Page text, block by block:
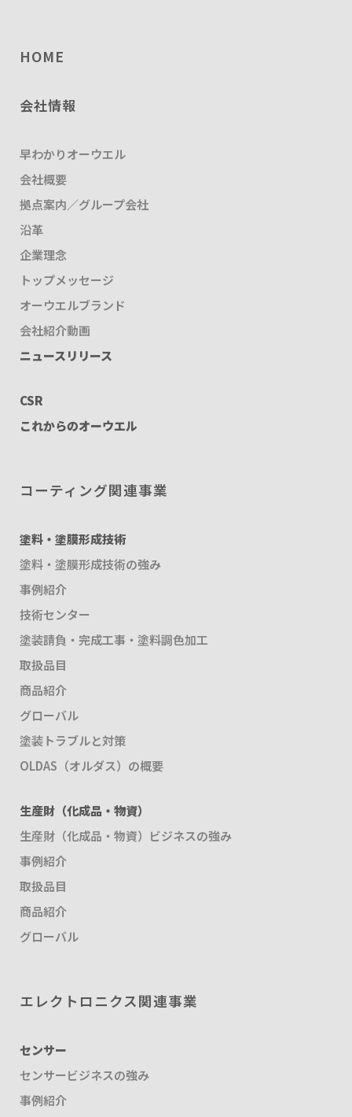
HOME
会社情報
早わかりオーウエル
会社概要
拠点案内／グループ会社
沿革
企業理念
トップメッセージ
オーウエルブランド
会社紹介動画
ニュースリリース
CSR
これからのオーウエル
コーティング関連事業
塗料・塗膜形成技術
塗料・塗膜形成技術の強み
事例紹介
技術センター
塗装請負・完成工事・塗料調色加工
取扱品目
商品紹介
グローバル
塗装トラブルと対策
OLDAS（オルダス）の概要
生産財（化成品・物資）
生産財（化成品・物資）ビジネスの強み
事例紹介
取扱品目
商品紹介
グローバル
エレクトロニクス関連事業
センサー
センサービジネスの強み
事例紹介